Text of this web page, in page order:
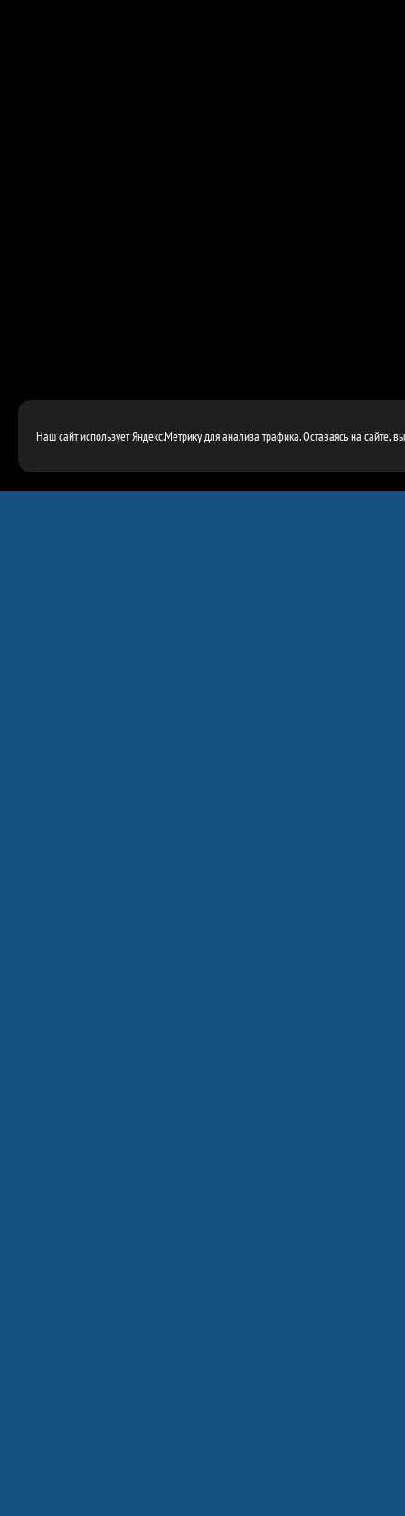
Наш сайт использует Яндекс.Метрику для анализа трафика. Оставаясь на сайте,